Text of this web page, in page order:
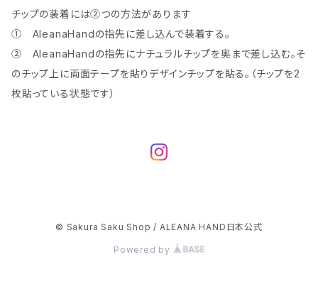
チップの装着には②つの方法があります
① AleanaHandの指先に差し込んで装着する。
② AleanaHandの指先にナチュラルチップを奥まで差し込む。そ
のチップ上に両面テープを貼りデザインチップを貼る。（チップを2
枚貼っている状態です）
© Sakura Saku Shop / ALEANA HAND日本公式
Powered by